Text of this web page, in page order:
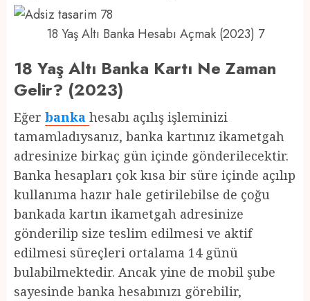
18 Yaş Altı Banka Hesabı Açmak (2023) 7
18 Yaş Altı Banka Kartı Ne Zaman
Gelir? (2023)
Eğer banka hesabı açılış işleminizi
tamamladıysanız, banka kartınız ikametgah
adresinize birkaç gün içinde gönderilecektir.
Banka hesapları çok kısa bir süre içinde açılıp
kullanıma hazır hale getirilebilse de çoğu
bankada kartın ikametgah adresinize
gönderilip size teslim edilmesi ve aktif
edilmesi süreçleri ortalama 14 günü
bulabilmektedir. Ancak yine de mobil şube
sayesinde banka hesabınızı görebilir,